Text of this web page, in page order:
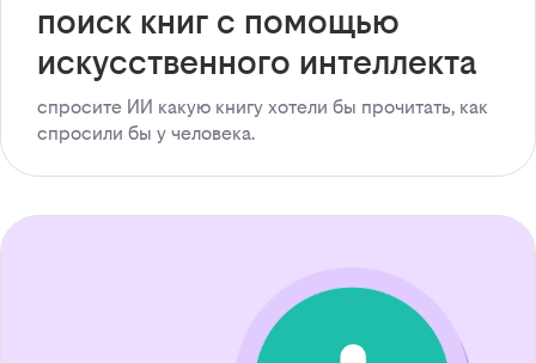
поиск книг с помощью
искусственного интеллекта
спросите ИИ какую книгу хотели бы прочитать, как
спросили бы у человека.